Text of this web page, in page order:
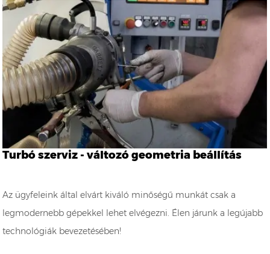
Turbó szerviz - változó geometria beállítás
Az ügyfeleink által elvárt kiváló minőségű munkát csak a
legmodernebb gépekkel lehet elvégezni. Élen járunk a legújabb
technológiák bevezetésében!